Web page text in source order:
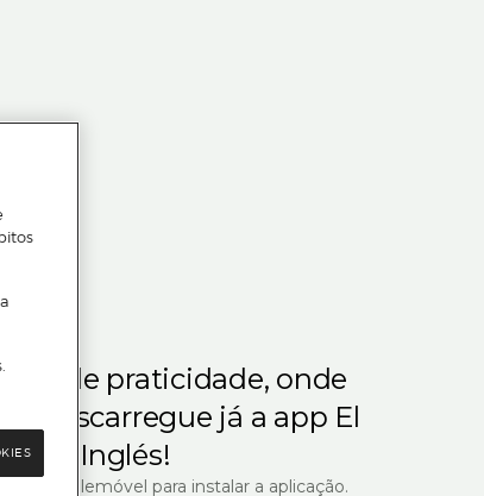
de praticidade, onde
Descarregue já a app El
Inglés!
o seu telemóvel para instalar a aplicação.